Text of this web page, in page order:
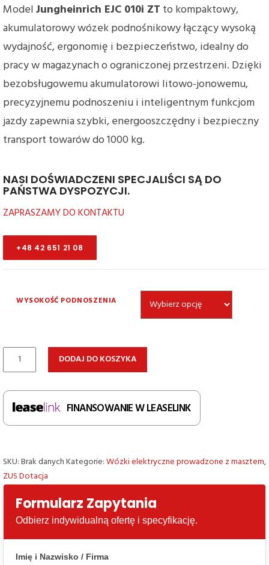
ModelJungheinrich EJC 010i ZT to kompaktowy,
akumulatorowy wózek podnośnikowy łączący wysoką
wydajność, ergonomię i bezpieczeństwo, idealny do
pracy w magazynach o ograniczonej przestrzeni. Dzięki
bezobsługowemu akumulatorowi litowo-jonowemu,
precyzyjnemu podnoszeniu i inteligentnym funkcjom
jazdy zapewnia szybki, energooszczędny i bezpieczny
transport towarów do 1000 kg.
NASI DOŚWIADCZENI SPECJALIŚCI SĄ DO
PAŃSTWA DYSPOZYCJI.
ZAPRASZAMY DO KONTAKTU
+48 42 651 21 08
WYSOKOŚĆ PODNOSZENIA
ilość
podnośnikowy
Jungheinrich
EJC
podwójnym
masztem
teleskopowym
DODAJ DO KOSZYKA
FINANSOWANIE W LEASELINK
SKU:Brak danychKategorie:Wózki elektryczne prowadzone z masztem,
ZUS Dotacja
Formularz Zapytania
Odbierz indywidualną ofertę i specyfikację.
Imię i Nazwisko / Firma